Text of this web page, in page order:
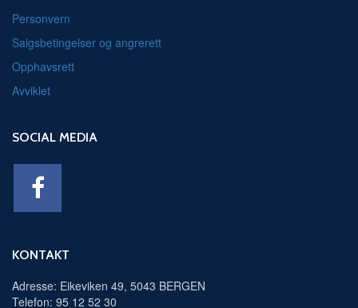
Personvern
Salgsbetingelser og angrerett
Opphavsrett
Avviklet
SOCIAL MEDIA
KONTAKT
Adresse: Eikeviken 49, 5043 BERGEN
Telefon: 95 12 52 30